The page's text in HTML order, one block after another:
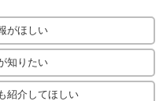
がほしい
知りたい
紹介してほしい